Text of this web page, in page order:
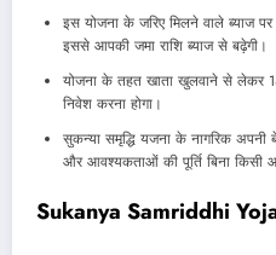
इस योजना के जरिए मिलने वाले ब्याज
इससे आपकी जमा राशि ब्याज से बढ़ेगी।
योजना के तहत खाता खुलवाने से लेकर
निवेश करना होगा।
सुकन्या समृद्धि यजना के नागरिक अपनी
और आवश्यकताओं की पूर्ति बिना किसी
Sukanya Samriddhi